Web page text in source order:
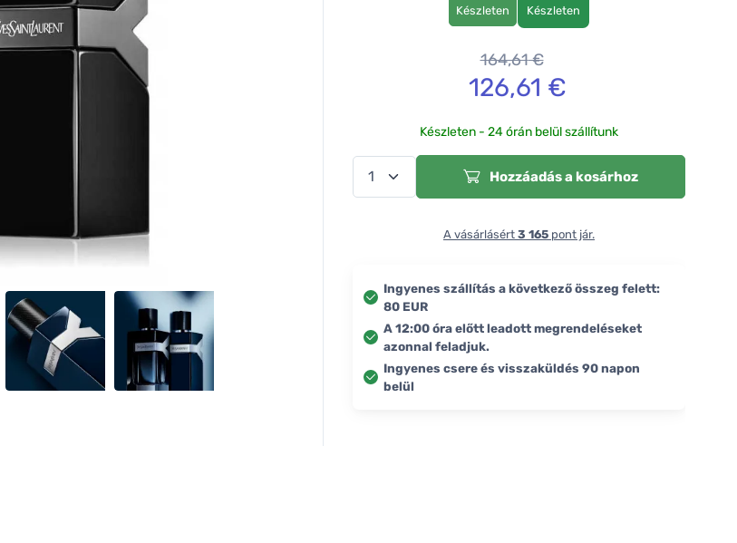
Készleten Készleten
164,61€
126,61 €
Készleten - 24 órán belül szállítunk
Hozzáadás a kosárhoz
A vásárlásért 3 165 pont jár.
Ingyenes szállítás a következő összeg felett:
80 EUR
A 12:00 óra előtt leadott megrendeléseket
azonnal feladjuk.
Ingyenes csere és visszaküldés 90 napon
belül